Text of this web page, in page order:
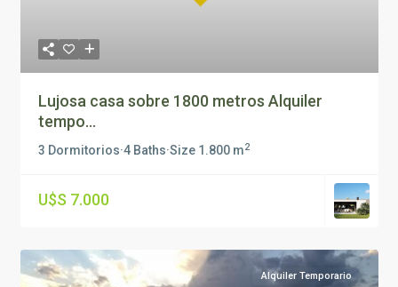
Lujosa casa sobre 1800 metros Alquiler
tempo...
3 Dormitorios·4 Baths·Size 1.800 m2
U$S 7.000
Alquiler Temporario